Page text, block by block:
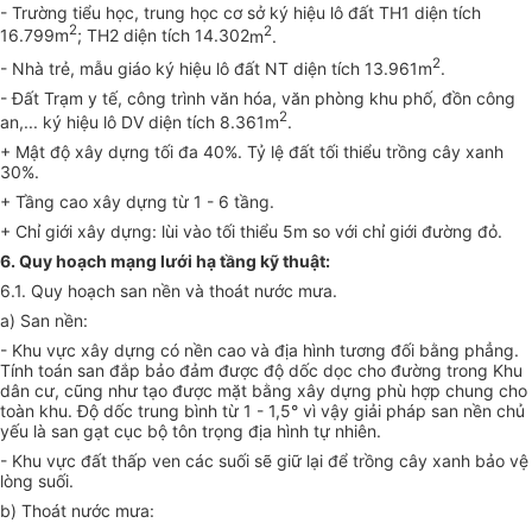
- Trường tiểu học, trung học cơ sở ký hiệu lô đất TH1 diện tích
16.799m2; TH2 diện tích 14.302m2
- Nhà trẻ, mẫu giáo ký hiệu lô đất NT diện tích 13.961m2.
- Đất Trạm y tế, công trình văn hóa, văn phòng khu phố, đồn công
an,... ký hiệu lô DV diện tích 8.361m2.
+ Mật độ xây dựng tối đa 40%. Tỷ lệ đất tối thiểu trồng cây xanh
30%.
+ Tầng cao xây dựng từ 1 - 6 tầng.
+ Chỉ giới xây dựng: lùi vào tối thiểu 5m so với chỉ giới đường đỏ.
6. Quy hoạch mạng lưới hạ tầng kỹ thuật:
6.1. Quy hoạch san nền và thoát nước mưa.
a) San nền:
- Khu vực xây dựng có nền cao và địa hình tương đối bằng phẳng.
Tính toán san đắp bảo đảm được độ dốc dọc cho đường trong Khu
dân cư, cũng như tạo được mặt bằng xây dựng phù hợp chung cho
toàn khu. Độ dốc trung bình từ 1 - 1,5° vì vậy giải pháp san nền chủ
yếu là san gạt cục bộ tôn trọng địa hình tự nhiên.
- Khu vực đất thấp ven các suối sẽ giữ lại để trồng cây xanh bảo vệ
lòng suối.
b) Thoát nước mưa: